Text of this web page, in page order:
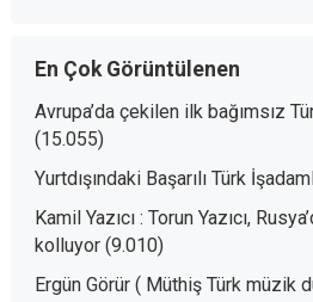
En Çok Görüntülenen
Avrupa’da çekilen ilk bağımsız
(15.055)
Yurtdışındaki Başarılı Türk
Kamil Yazıcı : Torun Yazıcı,
kolluyor (9.010)
Ergün Görür ( Müthiş Türk müzik